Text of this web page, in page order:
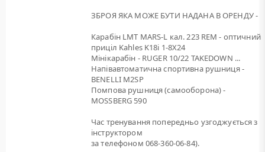
ЗБРОЯ ЯКА МОЖЕ БУТИ НАДАНА В ОРЕНДУ -
Карабін LMT MARS-L кал. 223 REM - оптичний
приціл Kahles K18i 1-8X24
Мінікарабін - RUGER 10/22 TAKEDOWN ...
Напівавтоматична спортивна рушниця -
BENELLI M2SP
Помпова рушниця (самооборона) -
MOSSBERG 590
Час тренування попередньо узгоджується з
інструктором
за телефоном 068-360-06-84).